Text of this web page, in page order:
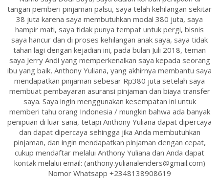
tangan pemberi pinjaman palsu, saya telah kehilangan sekitar
38 juta karena saya membutuhkan modal 380 juta, saya
hampir mati, saya tidak punya tempat untuk pergi, bisnis
saya hancur dan di proses kehilangan anak saya, saya tidak
tahan lagi dengan kejadian ini, pada bulan Juli 2018, teman
saya Jerry Andi yang memperkenalkan saya kepada seorang
ibu yang baik, Anthony Yuliana, yang akhirnya membantu saya
mendapatkan pinjaman sebesar Rp380 juta setelah saya
membuat pembayaran asuransi pinjaman dan biaya transfer
saya. Saya ingin menggunakan kesempatan ini untuk
memberi tahu orang Indonesia / mungkin bahwa ada banyak
penipuan di luar sana, tetapi Anthony Yuliana dapat dipercaya
dan dapat dipercaya sehingga jika Anda membutuhkan
pinjaman, dan ingin mendapatkan pinjaman dengan cepat,
cukup mendaftar melalui Anthony Yuliana dan Anda dapat
kontak melalui email: (anthony.yulianalenders@gmail.com)
Nomor Whatsapp +2348138908619